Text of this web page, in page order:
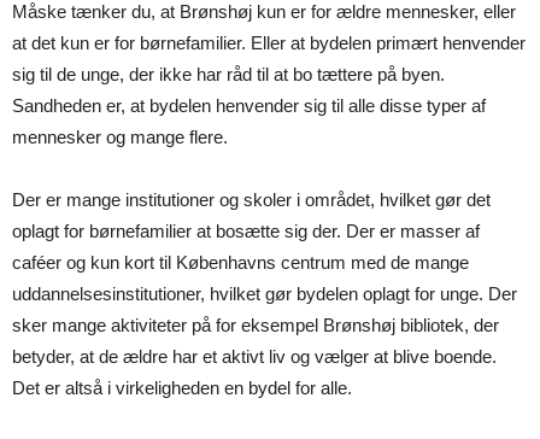
Måske tænker du, at Brønshøj kun er for ældre mennesker, eller
at det kun er for børnefamilier. Eller at bydelen primært henvender
sig til de unge, der ikke har råd til at bo tættere på byen.
Sandheden er, at bydelen henvender sig til alle disse typer af
mennesker og mange flere.
Der er mange institutioner og skoler i området, hvilket gør det
oplagt for børnefamilier at bosætte sig der. Der er masser af
caféer og kun kort til Københavns centrum med de mange
uddannelsesinstitutioner, hvilket gør bydelen oplagt for unge. Der
sker mange aktiviteter på for eksempel Brønshøj bibliotek, der
betyder, at de ældre har et aktivt liv og vælger at blive boende.
Det er altså i virkeligheden en bydel for alle.